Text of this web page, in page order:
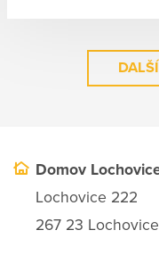
Domov
Lochovice 222
267 23 Lochovice